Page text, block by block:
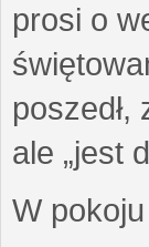
prosi o
ale „jest
W